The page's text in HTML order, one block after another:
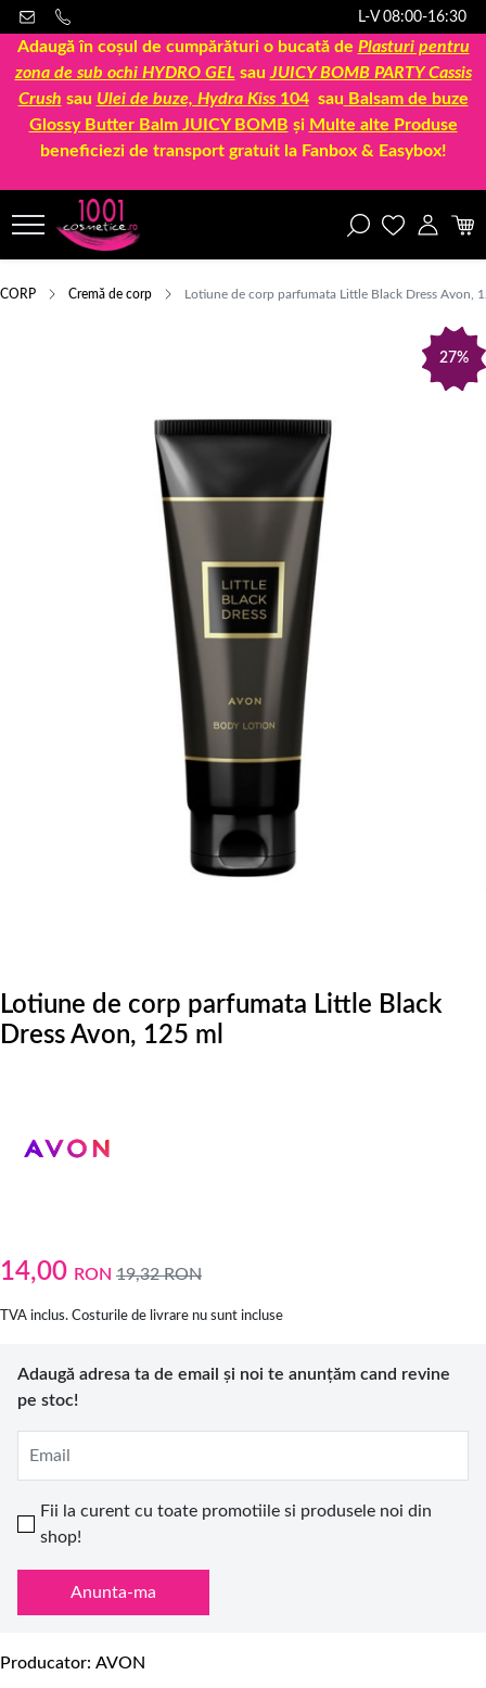
L-V 08:00-16:30
Adaugă în coșul de cumpărături o bucată de Plasturi pentru
zona de sub ochi HYDRO GEL sau JUICY BOMB PARTY Cassis
Crush sau Ulei de buze, Hydra Kiss 104sau Balsam de buze
Glossy Butter Balm JUICY BOMB și Multe alte Produse
beneficiezi de transport gratuit la Fanbox & Easybox!
CORP Cremă de corp Lotiune de corp parfumata Little Black Dress Avon,
27%
Lotiune de corp parfumata Little Black
Dress Avon, 125 ml
14,00 RON 19,32RON
TVA inclus. Costurile de livrare nu sunt incluse
Adaugă adresa ta de email și noi te anunțăm cand revine
pe stoc!
Email
Fii la curent cu toate promotiile si produsele noi din
shop!
Anunta-ma
Producator AVON